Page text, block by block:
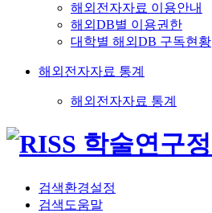
해외전자자료 이용안내
해외DB별 이용권한
대학별 해외DB 구독현황
해외전자자료 통계
해외전자자료 통계
검색환경설정
검색도움말